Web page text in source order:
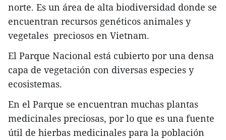
norte. Es un área de alta biodiversidad donde se
encuentran recursos genéticos animales y
vegetales preciosos en Vietnam.
El Parque Nacional está cubierto por una densa
capa de vegetación con diversas especies y
ecosistemas.
En el Parque se encuentran muchas plantas
medicinales preciosas, por lo que es una fuente
útil de hierbas medicinales para la población